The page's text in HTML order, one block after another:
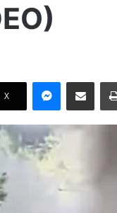
X
Messenger
Pošalji preko E-Maila